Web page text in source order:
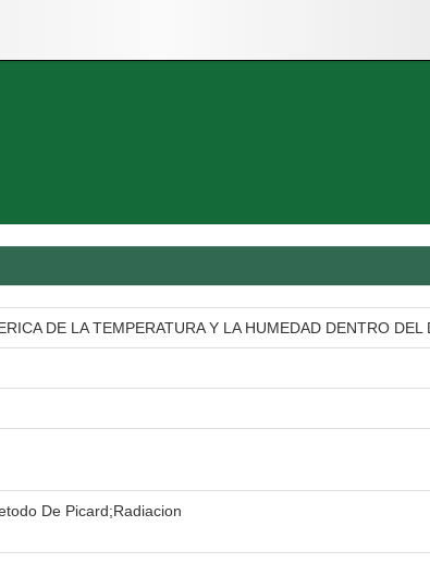
DE LA TEMPERATURA Y LA HUMEDAD DENTRO DEL
De Picard;Radiacion